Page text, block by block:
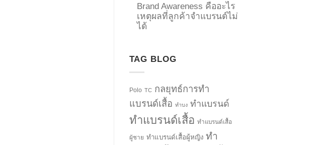
Brand Awareness คืออะไร
เหตุผลที่ลูกค้าจำแบรนด์ไม่
ได้
TAG BLOG
Polo TC กลยุทธ์การทำ
แบรนด์เสื้อ ทำบง ทำแบรนด์
ทำแบรนด์เสื้อ ทำแบรนด์เสื้อ
ผู้ชาย ทำแบรนด์เสื้อผู้หญิง ทำ